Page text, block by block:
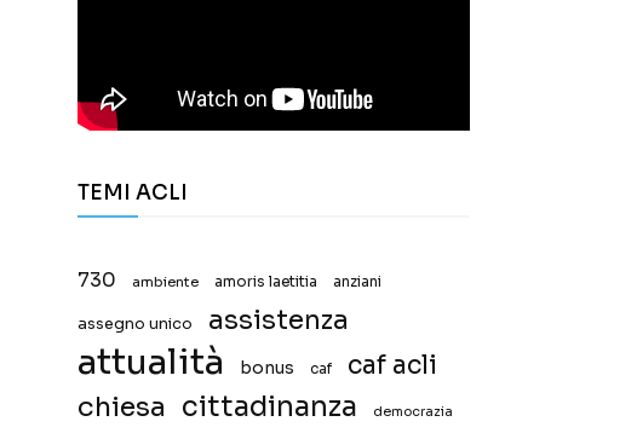
TEMI ACLI
730 ambiente amoris laetitia anziani
assegno unico assistenza
attualità bonus caf caf acli
chiesa cittadinanza democrazia